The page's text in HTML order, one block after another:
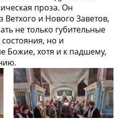
проза. Он
и Нового Заветов,
не только губительные
но и
Божие, хотя и к падшему,